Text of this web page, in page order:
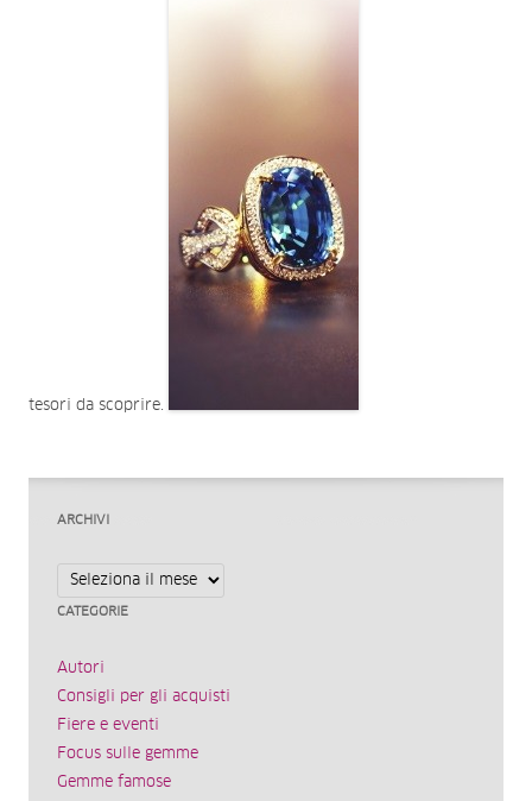
tesori da scoprire.
ARCHIVI
Archivi
CATEGORIE
Autori
Consigli per gli acquisti
Fiere e eventi
Focus sulle gemme
Gemme famose